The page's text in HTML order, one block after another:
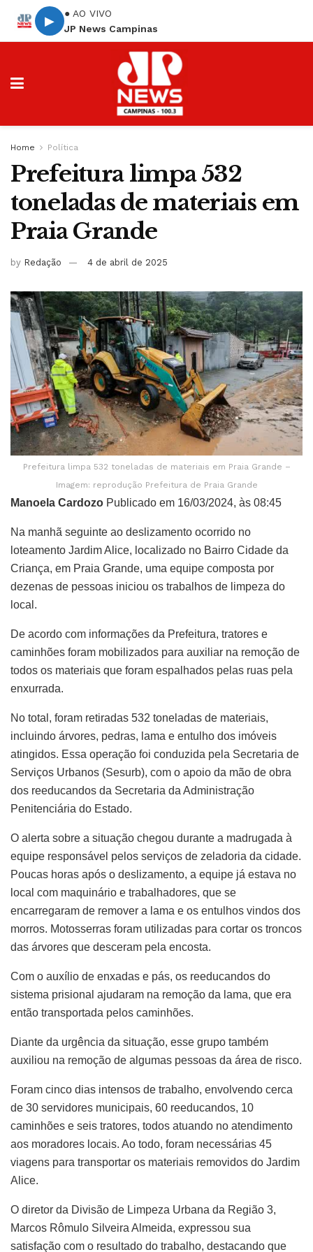
▶
● AO VIVO
JP News Campinas
Home Política
Prefeitura limpa 532
toneladas de materiais em
Praia Grande
by Redação 4 de abril de 2025
Prefeitura limpa 532 toneladas de materiais em Praia Grande –
Imagem: reprodução Prefeitura de Praia Grande
Manoela Cardozo Publicado em 16/03/2024, às 08:45
Na manhã seguinte ao deslizamento ocorrido no
loteamento Jardim Alice, localizado no Bairro Cidade da
Criança, em Praia Grande, uma equipe composta por
dezenas de pessoas iniciou os trabalhos de limpeza do
local.
De acordo com informações da Prefeitura, tratores e
caminhões foram mobilizados para auxiliar na remoção de
todos os materiais que foram espalhados pelas ruas pela
enxurrada.
No total, foram retiradas 532 toneladas de materiais,
incluindo árvores, pedras, lama e entulho dos imóveis
atingidos. Essa operação foi conduzida pela Secretaria de
Serviços Urbanos (Sesurb), com o apoio da mão de obra
dos reeducandos da Secretaria da Administração
Penitenciária do Estado.
O alerta sobre a situação chegou durante a madrugada à
equipe responsável pelos serviços de zeladoria da cidade.
Poucas horas após o deslizamento, a equipe já estava no
local com maquinário e trabalhadores, que se
encarregaram de remover a lama e os entulhos vindos dos
morros. Motosserras foram utilizadas para cortar os troncos
das árvores que desceram pela encosta.
Com o auxílio de enxadas e pás, os reeducandos do
sistema prisional ajudaram na remoção da lama, que era
então transportada pelos caminhões.
Diante da urgência da situação, esse grupo também
auxiliou na remoção de algumas pessoas da área de risco.
Foram cinco dias intensos de trabalho, envolvendo cerca
de 30 servidores municipais, 60 reeducandos, 10
caminhões e seis tratores, todos atuando no atendimento
aos moradores locais. Ao todo, foram necessárias 45
viagens para transportar os materiais removidos do Jardim
Alice.
O diretor da Divisão de Limpeza Urbana da Região 3,
Marcos Rômulo Silveira Almeida, expressou sua
satisfação com o resultado do trabalho, destacando que